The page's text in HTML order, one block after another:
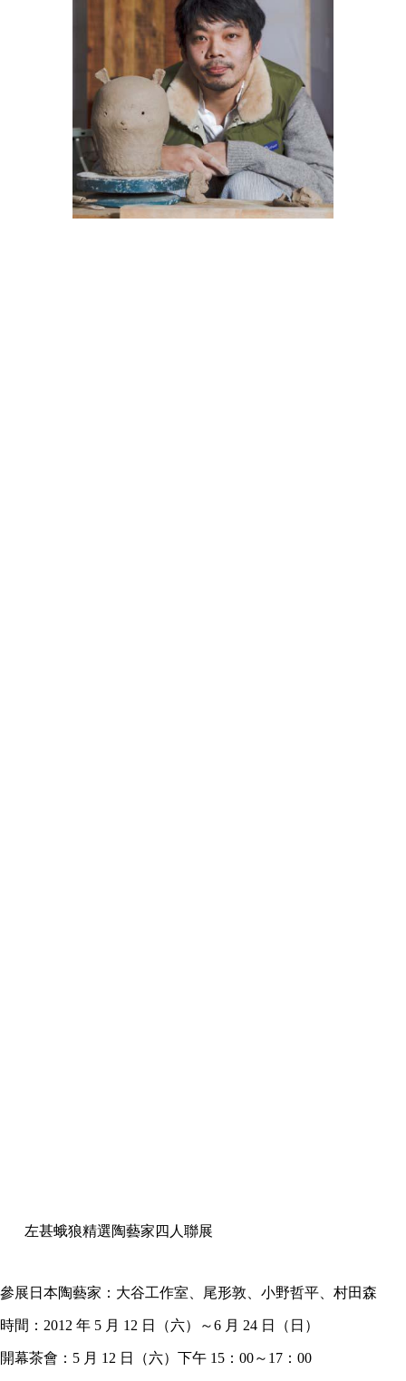
左甚蛾狼精選陶藝家四人聯展
參展日本陶藝家：大谷工作室、尾形敦、小野哲平、村田森
時間：2012 年 5 月 12 日（六）～6 月 24 日（日）
開幕茶會：5 月 12 日（六）下午 15：00～17：00